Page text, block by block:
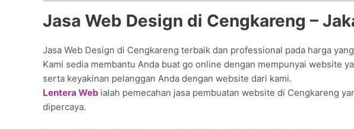
Jasa Web Design di Cengkareng –
Jasa Web Design di Cengkareng terbaik dan professional pada harga
Kami sedia membantu Anda buat go online dengan mempunyai website
serta keyakinan pelanggan Anda dengan website dari kami.
Lentera Web ialah pemecahan jasa pembuatan website di Cengkareng
dipercaya.